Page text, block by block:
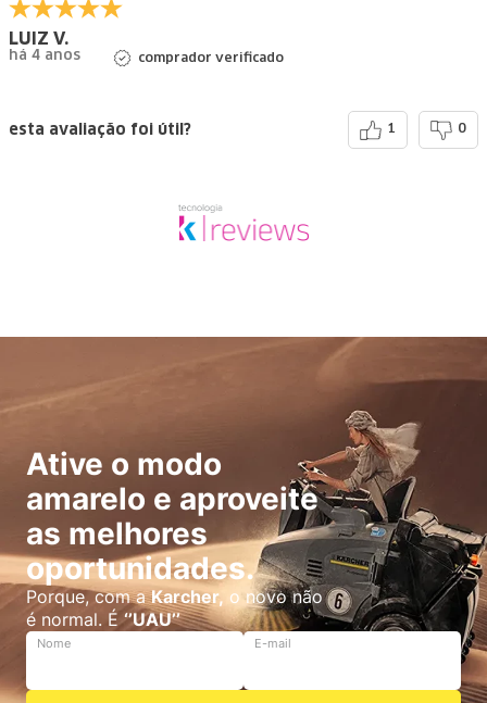
LUIZ V.
há 4 anos comprador verificado
esta avaliação foi útil? 1 0
Ative o modo
amarelo e aproveite
as melhores
oportunidades.
Porque, com aKarcher, o novo não
é normal. É‘’UAU’’
Nome E-mail